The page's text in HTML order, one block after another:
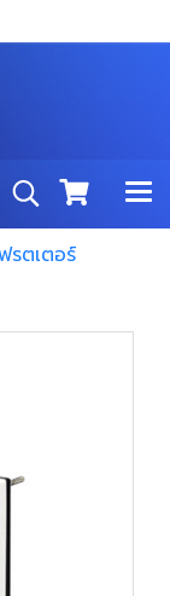
รตเตอร์